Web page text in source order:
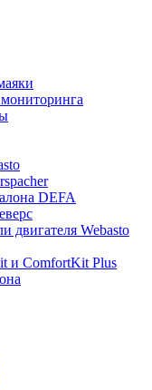
DEFA
двигателя Webasto
и ComfortKit Plus